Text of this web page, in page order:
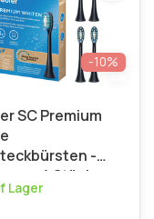
-10%
SC Premium
-
- 4 Stück
Lager